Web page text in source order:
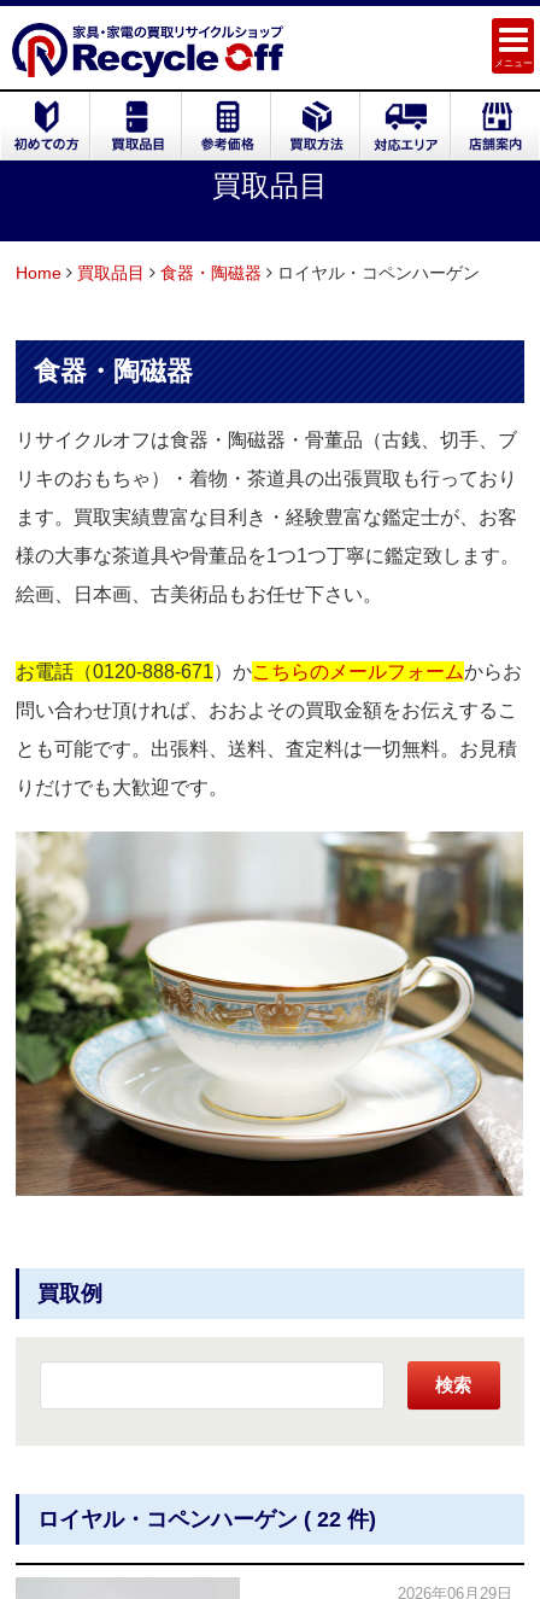
メニュー
買取品目
Home 買取品目 食器・陶磁器 ロイヤル・コペンハーゲン
食器・陶磁器
リサイクルオフは食器・陶磁器・骨董品（古銭、切手、ブ
リキのおもちゃ）・着物・茶道具の出張買取も行っており
ます。買取実績豊富な目利き・経験豊富な鑑定士が、お客
様の大事な茶道具や骨董品を1つ1つ丁寧に鑑定致します。
絵画、日本画、古美術品もお任せ下さい。
お電話（0120-888-671）かこちらのメールフォームからお
問い合わせ頂ければ、おおよその買取金額をお伝えするこ
とも可能です。出張料、送料、査定料は一切無料。お見積
りだけでも大歓迎です。
買取例
検索
ロイヤル・コペンハーゲン ( 22 件)
2026年06月29日